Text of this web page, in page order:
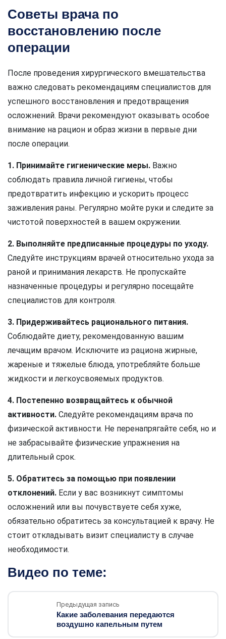
Советы врача по
восстановлению после
операции
После проведения хирургического вмешательства
важно следовать рекомендациям специалистов для
успешного восстановления и предотвращения
осложнений. Врачи рекомендуют оказывать особое
внимание на рацион и образ жизни в первые дни
после операции.
1. Принимайте гигиенические меры. Важно
соблюдать правила личной гигиены, чтобы
предотвратить инфекцию и ускорить процесс
заживления раны. Регулярно мойте руки и следите за
чистотой поверхностей в вашем окружении.
2. Выполняйте предписанные процедуры по уходу.
Следуйте инструкциям врачей относительно ухода за
раной и принимания лекарств. Не пропускайте
назначенные процедуры и регулярно посещайте
специалистов для контроля.
3. Придерживайтесь рационального питания.
Соблюдайте диету, рекомендованную вашим
лечащим врачом. Исключите из рациона жирные,
жареные и тяжелые блюда, употребляйте больше
жидкости и легкоусвояемых продуктов.
4. Постепенно возвращайтесь к обычной
активности. Следуйте рекомендациям врача по
физической активности. Не перенапрягайте себя, но и
не забрасывайте физические упражнения на
длительный срок.
5. Обратитесь за помощью при появлении
отклонений. Если у вас возникнут симптомы
осложнений или вы почувствуете себя хуже,
обязательно обратитесь за консультацией к врачу. Не
стоит откладывать визит специалисту в случае
необходимости.
Видео по теме:
Предыдущая запись
Какие заболевания передаются
воздушно капельным путем